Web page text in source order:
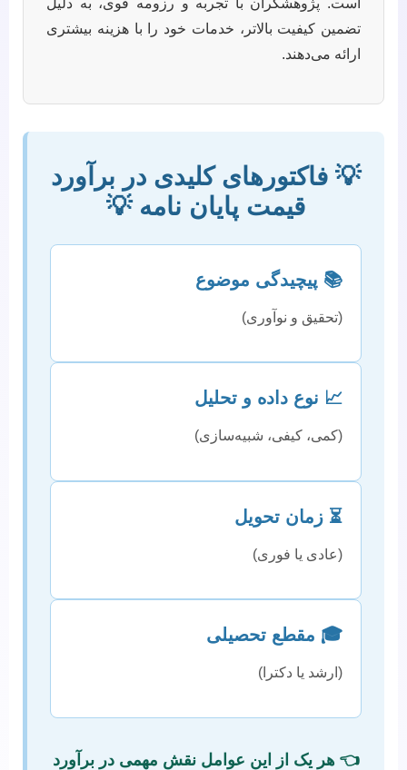
است. پژوهشگران با تجربه و رزومه قوی، به دلیل
تضمین کیفیت بالاتر، خدمات خود را با هزینه بیشتری
ارائه می‌دهند.
💡 فاکتورهای کلیدی در برآورد
قیمت پایان نامه 💡
📚 پیچیدگی موضوع
(تحقیق و نوآوری)
📈 نوع داده و تحلیل
(کمی، کیفی، شبیه‌سازی)
⏳ زمان تحویل
(عادی یا فوری)
🎓 مقطع تحصیلی
(ارشد یا دکترا)
👈 هر یک از این عوامل نقش مهمی در برآورد